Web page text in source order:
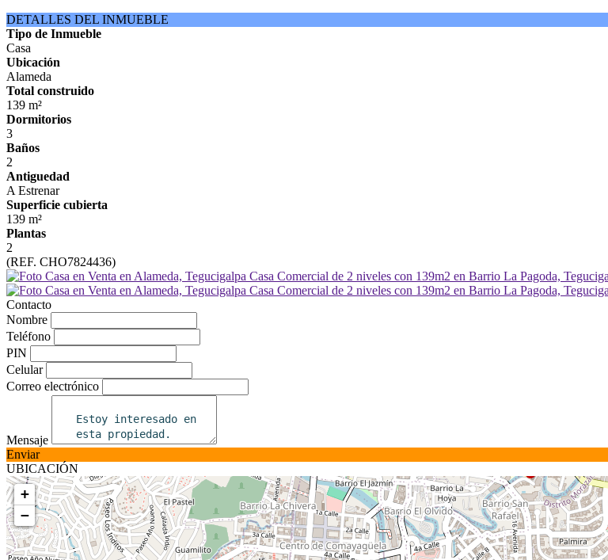
DETALLES DEL INMUEBLE
Tipo de Inmueble
Casa
Ubicación
Alameda
Total construido
139 m²
Dormitorios
3
Baños
2
Antiguedad
A Estrenar
Superficie cubierta
139 m²
Plantas
2
(REF. CHO7824436)
Contacto
Nombre
Teléfono
PIN
Celular
Correo electrónico
Mensaje
Enviar
UBICACIÓN
+
−